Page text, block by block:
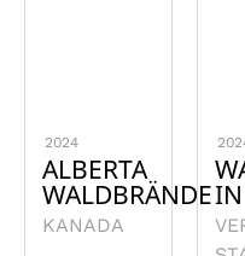
2024
ALBERTA
WALDBRÄNDE
KANADA
IN